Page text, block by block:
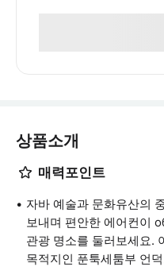
상품소개
매력포인트
자바 예술과 문화유산의
보내며 편안한 에어컨이
관광 명소를 둘러보세요.
목적지인 푼툭세툼부 언